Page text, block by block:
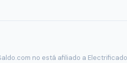
no está afiliado a